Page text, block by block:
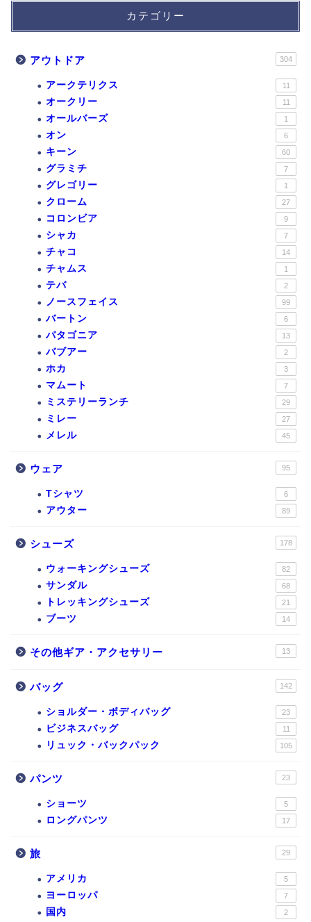
カテゴリー
アウトドア 304
アークテリクス 11
オークリー 11
オールバーズ 1
オン 6
キーン 60
グラミチ 7
グレゴリー 1
クローム 27
コロンビア 9
シャカ 7
チャコ 14
チャムス 1
テバ 2
ノースフェイス 99
バートン 6
パタゴニア 13
バブアー 2
ホカ 3
マムート 7
ミステリーランチ 29
ミレー 27
メレル 45
ウェア 95
Tシャツ 6
アウター 89
シューズ 178
ウォーキングシューズ 82
サンダル 68
トレッキングシューズ 21
ブーツ 14
その他ギア・アクセサリー 13
バッグ 142
ショルダー・ボディバッグ 23
ビジネスバッグ 11
リュック・バックパック 105
パンツ 23
ショーツ 5
ロングパンツ 17
旅 29
アメリカ 5
ヨーロッパ 7
国内 2